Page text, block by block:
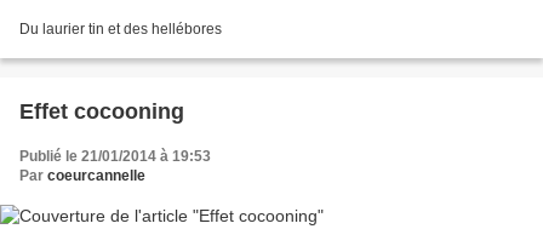
Du laurier tin et des hellébores
Effet cocooning
Publié le 21/01/2014 à 19:53
Par coeurcannelle